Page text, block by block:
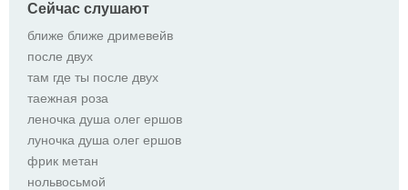
Сейчас слушают
ближе ближе дримевейв
после двух
там где ты после двух
таежная роза
леночка душа олег ершов
луночка душа олег ершов
фрик метан
нольвосьмой